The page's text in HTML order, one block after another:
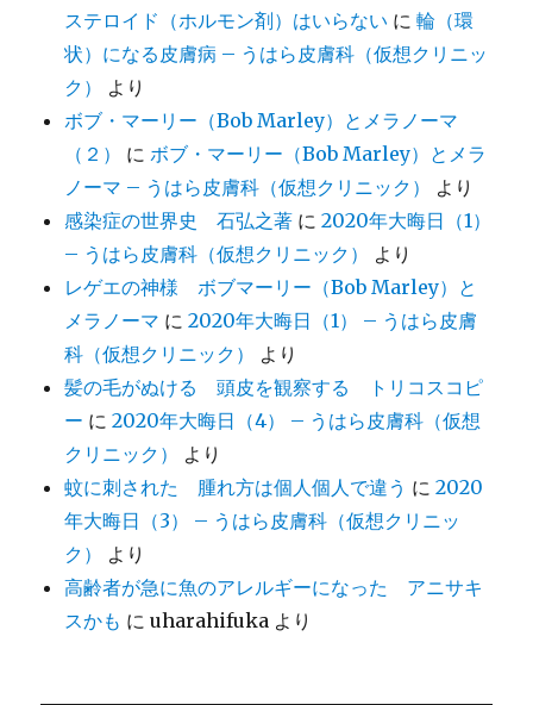
ステロイド（ホルモン剤）はいらない に輪（環
状）になる皮膚病 – うはら皮膚科（仮想クリニッ
ク）
より
ボブ・マーリー（Bob Marley）とメラノーマ
（２）
に ボブ・マーリー（Bob Marley）とメラ
ノーマ – うはら皮膚科（仮想クリニック）
より
感染症の世界史 石弘之著 に2020年大晦日（1）
– うはら皮膚科（仮想クリニック）
より
レゲエの神様 ボブマーリー（Bob Marley）と
メラノーマ に2020年大晦日（1） – うはら皮膚
科（仮想クリニック）
より
髪の毛がぬける 頭皮を観察する トリコスコピ
ー に2020年大晦日（4） – うはら皮膚科（仮想
クリニック）
より
蚊に刺された 腫れ方は個人個人で違う に2020
年大晦日（3） – うはら皮膚科（仮想クリニッ
ク）
より
高齢者が急に魚のアレルギーになった アニサキ
スかも にuharahifuka より